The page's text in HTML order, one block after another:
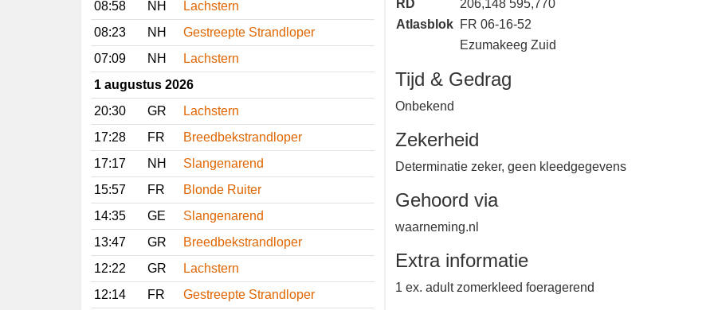
08:58
NH
Lachstern
08:23
NH
Gestreepte Strandloper
07:09
NH
Lachstern
1 augustus 2026
20:30
GR
Lachstern
17:28
FR
Breedbekstrandloper
17:17
NH
Slangenarend
15:57
FR
Blonde Ruiter
14:35
GE
Slangenarend
13:47
GR
Breedbekstrandloper
12:22
GR
Lachstern
12:14
FR
Gestreepte Strandloper
RD
206,148 595,770
Atlasblok FR 06-16-52
Ezumakeeg Zuid
Tijd & Gedrag
Onbekend
Zekerheid
Determinatie zeker, geen
Gehoord via
Extra informatie